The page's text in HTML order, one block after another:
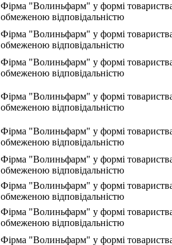
Фірма "Волиньфарм" у формі
обмеженою відповідальністю
Фірма "Волиньфарм" у формі
обмеженою відповідальністю
Фірма "Волиньфарм" у формі
обмеженою відповідальністю
Фірма "Волиньфарм" у формі
обмеженою відповідальністю
Фірма "Волиньфарм" у формі
обмеженою відповідальністю
Фірма "Волиньфарм" у формі
обмеженою відповідальністю
Фірма "Волиньфарм" у формі
обмеженою відповідальністю
Фірма "Волиньфарм" у формі
обмеженою відповідальністю
Фірма "Волиньфарм" у формі